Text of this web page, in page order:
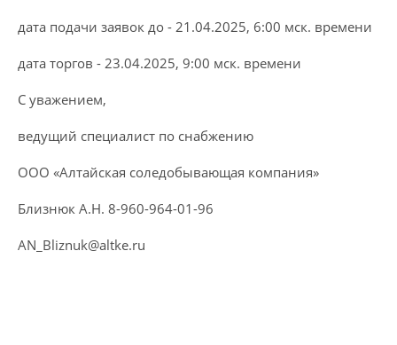
дата подачи заявок до - 21.04.2025, 6:00 мск. времени
дата торгов - 23.04.2025, 9:00 мск. времени
С уважением,
ведущий специалист по снабжению
ООО «Алтайская соледобывающая компания»
Близнюк А.Н. 8-960-964-01-96
AN_Bliznuk@altke.ru